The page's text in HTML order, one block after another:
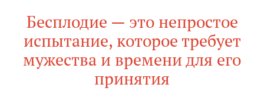
Бесплодие — это непростое
испытание, которое требует
мужества и времени для его
принятия